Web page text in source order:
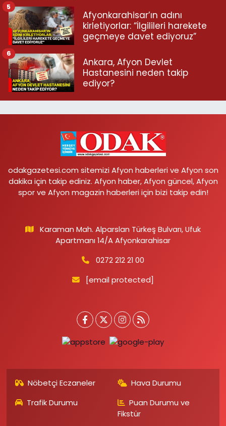
Afyonkarahisar’ın adını
kirletiyorlar: “İlgilileri harekete
geçmeye davet ediyoruz”
5
Ankara, Afyon Devlet
Hastanesini neden takip
ediyor?
6
odakgazetesi.com sitemizi Afyon haberleri ve Afyon son
dakika için takip ediniz. Afyon haber, Afyon güncel, Afyon
spor ve Afyon magazin haberleri için bizi takip edin!
Karaman Mah. Alparslan Türkeş Bulvarı, Ufuk
Apartmanı 14/A Afyonkarahisar
0272 212 21 00
[email protected]
Nöbetçi Eczaneler
Hava Durumu
Trafik Durumu
Puan Durumu ve
Fikstür